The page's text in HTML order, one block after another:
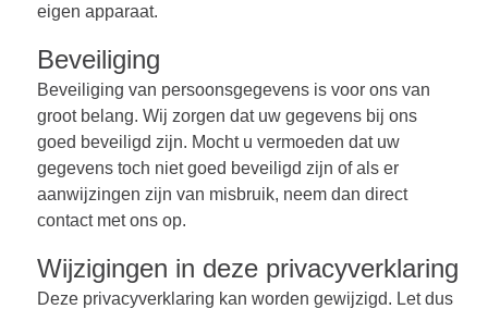
eigen apparaat.
Beveiliging
Beveiliging van persoonsgegevens is voor ons van
groot belang. Wij zorgen dat uw gegevens bij ons
goed beveiligd zijn. Mocht u vermoeden dat uw
gegevens toch niet goed beveiligd zijn of als er
aanwijzingen zijn van misbruik, neem dan direct
contact met ons op.
Wijzigingen in deze privacyverklaring
Deze privacyverklaring kan worden gewijzigd. Let dus